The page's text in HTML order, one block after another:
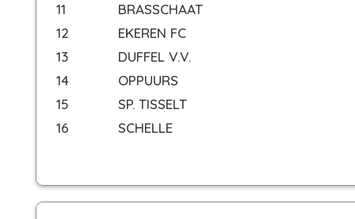
11
BRASSCHAAT
12
EKEREN FC
13
DUFFEL V.V.
14
OPPUURS
15
SP. TISSELT
16
SCHELLE